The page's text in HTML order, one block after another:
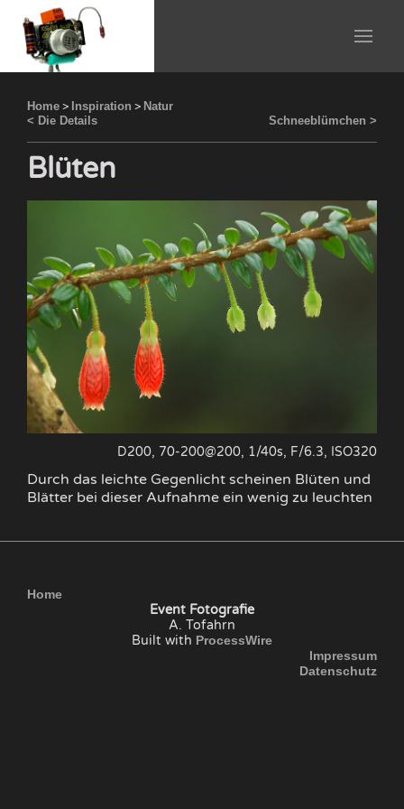
Home > Inspiration > Natur
< Die Details
Schneeblümchen >
Blüten
D200, 70-200@200, 1/40s, F/6.3, ISO320
Durch das leichte Gegenlicht scheinen Blüten und
Blätter bei dieser Aufnahme ein wenig zu leuchten
Home
Event Fotografie
A. Tofahrn
Built with ProcessWire
Impressum
Datenschutz